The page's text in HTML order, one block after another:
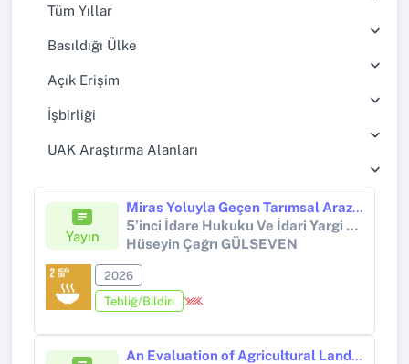
Tüm Yıllar
Basıldığı Ülke
Açık Erişim
İşbirliği
UAK Araştırma Alanları
Yayın
Miras Yoluyla Geçen Tarımsal Arazilerin Paylaşılmasında İdarenin Dava Açma Hakkı
5’inci İdare Hukuku Ve İdari Yargi Uluslararasi Sempozyumu Isalaj 2025
Hüseyin Çağrı GÜLSEVEN
2026
Tebliğ/Bildiri
An Evaluation of Agricultural Land Consolidation in Türkiye in Terms of the Restriction of Property Rights